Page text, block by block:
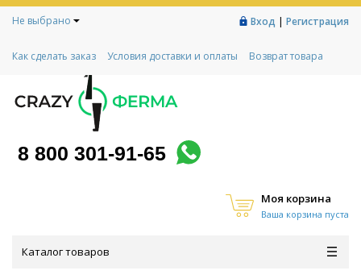
Не выбрано Вход | Регистрация
Как сделать заказ Условия доставки и оплаты
Возврат товара
Контакты
Социальный контракт
Любимая ферма
8 800 301-91-65
Моя корзина
Ваша корзина пуста
Каталог товаров